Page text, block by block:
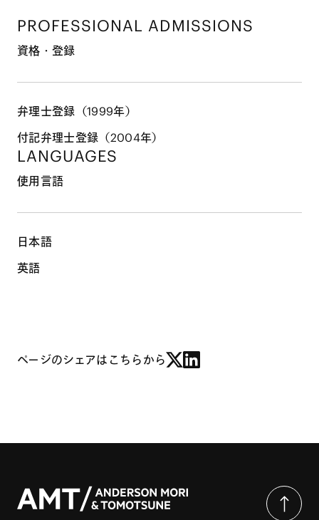
PROFESSIONAL ADMISSIONS
資格・登録
弁理士登録（1999年）
付記弁理士登録（2004年）
LANGUAGES
使用言語
日本語
英語
ページのシェアはこちらから